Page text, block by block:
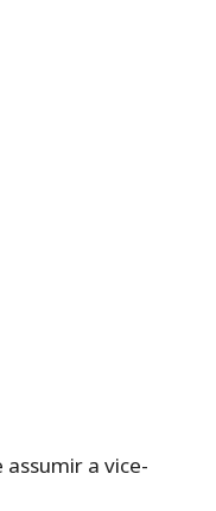
assumir a vice-